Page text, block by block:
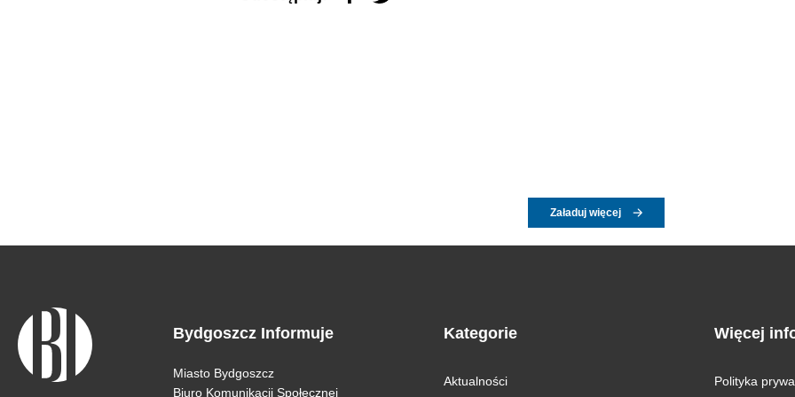
Załaduj więcej
Bydgoszcz Informuje
Miasto Bydgoszcz
Biuro Komunikacji Społecznej
Kategorie
Aktualności
Więcej
Polityka